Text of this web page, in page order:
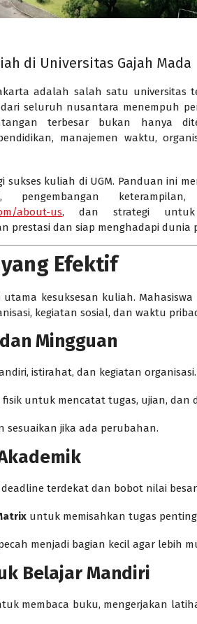
di Universitas Gajah Mada
adalah salah satu universitas
seluruh nusantara menempuh
terbesar bukan hanya
manajemen waktu,
kuliah di UGM. Panduan ini
pengembangan
about-us, dan strategi untuk
prestasi dan siap menghadapi dunia
Efektif
kesuksesan kuliah. Mahasiswa
kegiatan sosial, dan waktu
Mingguan
istirahat, dan kegiatan organisasi.
untuk mencatat tugas, ujian, dan
sesuaikan jika ada perubahan.
terdekat dan bobot nilai besar.
untuk memisahkan tugas
menjadi bagian kecil agar lebih
Belajar Mandiri
membaca buku, mengerjakan